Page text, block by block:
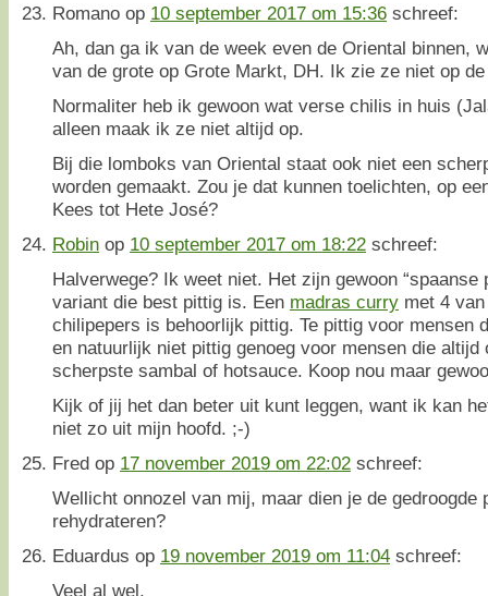
Romano op 10 september 2017 om 15:36 schreef:
Ah, dan ga ik van de week even de Oriental binnen,
van de grote op Grote Markt, DH. Ik zie ze niet op
Normaliter heb ik gewoon wat verse chilis in huis
alleen maak ik ze niet altijd op.
Bij die lomboks van Oriental staat ook niet een
worden gemaakt. Zou je dat kunnen toelichten, op
Kees tot Hete José?
Robin op 10 september 2017 om 18:22 schreef:
Halverwege? Ik weet niet. Het zijn gewoon “spaanse
variant die best pittig is. Een madras curry met 4
chilipepers is behoorlijk pittig. Te pittig voor mensen
en natuurlijk niet pittig genoeg voor mensen die altijd
scherpste sambal of hotsauce. Koop nou maar
Kijk of jij het dan beter uit kunt leggen, want ik kan
niet zo uit mijn hoofd. ;-)
Fred op 17 november 2019 om 22:02 schreef:
Wellicht onnozel van mij, maar dien je de gedroogde
rehydrateren?
Eduardus op 19 november 2019 om 11:04 schreef:
Veel al wel.